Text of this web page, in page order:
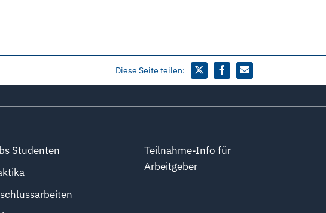
Diese Seite teilen:
Studenten
Teilnahme-Info für
Arbeitgeber